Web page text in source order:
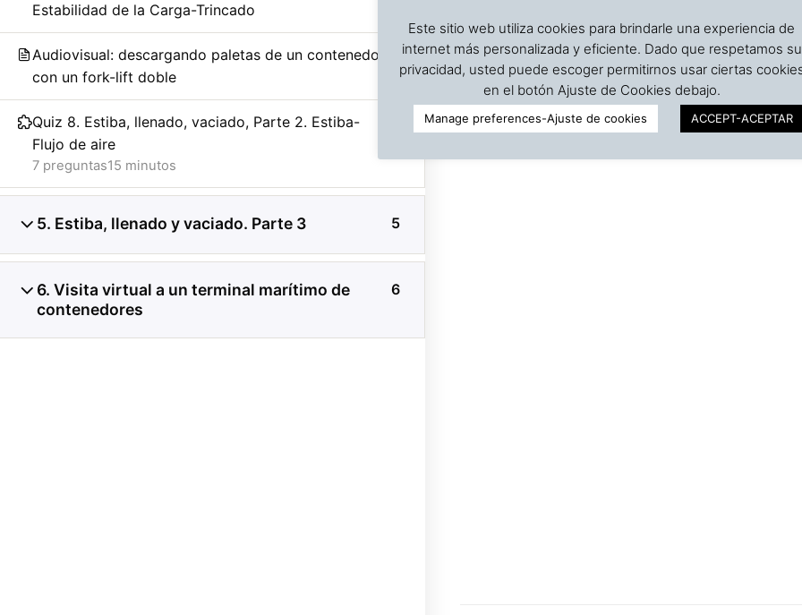
Previous Slide
◀︎
Investigación de daños a alimentos en
contenedores refrigerados y secos: interpretación
de registros de temperatura, ventilación, demoras,
Estabilidad de la Carga-Trincado
Audiovisual: descargando paletas de un contenedor
con un fork-lift doble
Quiz 8. Estiba, llenado, vaciado, Parte 2. Estiba-
Flujo de aire
15 minutos
7 preguntas
5. Estiba, llenado y vaciado. Parte 3 5
6. Visita virtual a un terminal marítimo de
contenedores
6
Este sitio web utiliza cookies para brindarle una experiencia de
internet más personalizada y eficiente. Dado que respetamos su
privacidad, usted puede escoger permitirnos usar ciertas
en el botón Ajuste de Cookies debajo.
Manage preferences-Ajuste de cookies ACCEPT-ACEPTAR